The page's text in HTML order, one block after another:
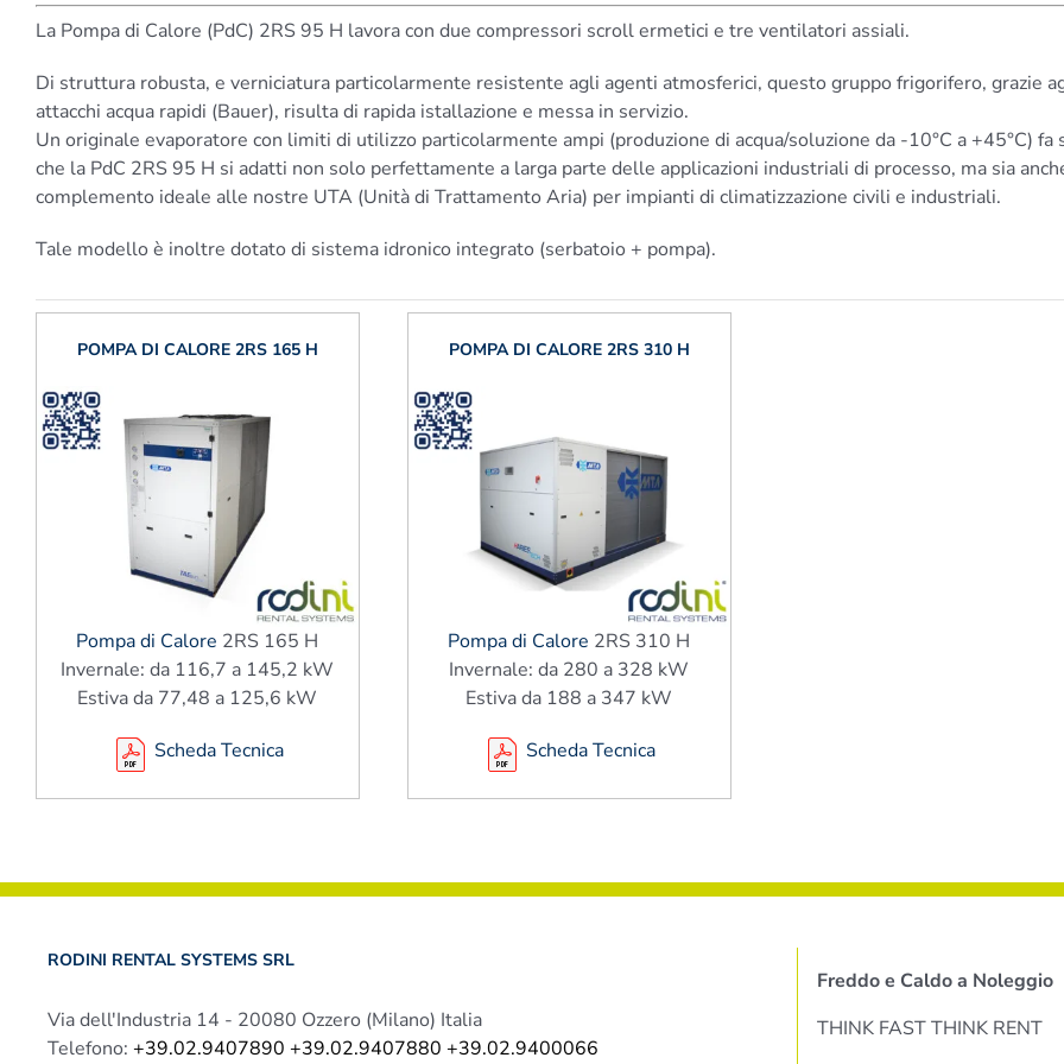
La Pompa di Calore (PdC) 2RS 95 H lavora con due compressori scroll ermetici e tre ventilatori assiali.
Di struttura robusta, e verniciatura particolarmente resistente agli agenti atmosferici, questo gruppo frigorifero, grazie
attacchi acqua rapidi (Bauer), risulta di rapida istallazione e messa in servizio.
Un originale evaporatore con limiti di utilizzo particolarmente ampi (produzione di acqua/soluzione da -10°C a +45°C) fa
che la PdC 2RS 95 H si adatti non solo perfettamente a larga parte delle applicazioni industriali di processo, ma sia
complemento ideale alle nostre UTA (Unità di Trattamento Aria) per impianti di climatizzazione civili e industriali.
Tale modello è inoltre dotato di sistema idronico integrato (serbatoio + pompa).
POMPA DI CALORE 2RS 165 H
Pompa di Calore 2RS 165 H
Invernale: da 116,7 a 145,2 kW
Estiva da 77,48 a 125,6 kW
Scheda Tecnica
POMPA DI CALORE 2RS 310 H
Pompa di Calore 2RS 310 H
Invernale: da 280 a 328 kW
Estiva da 188 a 347 kW
Scheda Tecnica
RODINI RENTAL SYSTEMS SRL
Via dell'Industria 14 - 20080 Ozzero (Milano) Italia
Telefono: +39.02.9407890 +39.02.9407880 +39.02.9400066
Freddo e Caldo a Noleggio
THINK FAST THINK RENT